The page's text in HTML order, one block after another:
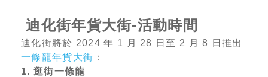
迪化街年貨大街-活動時間
迪化街將於 2024 年 1 月 28 日至 2 月 8 日推出
一條龍年貨大街 ：
1. 逛街一條龍